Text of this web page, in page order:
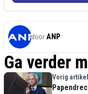
door ANP
Ga verder
Vorig artikel